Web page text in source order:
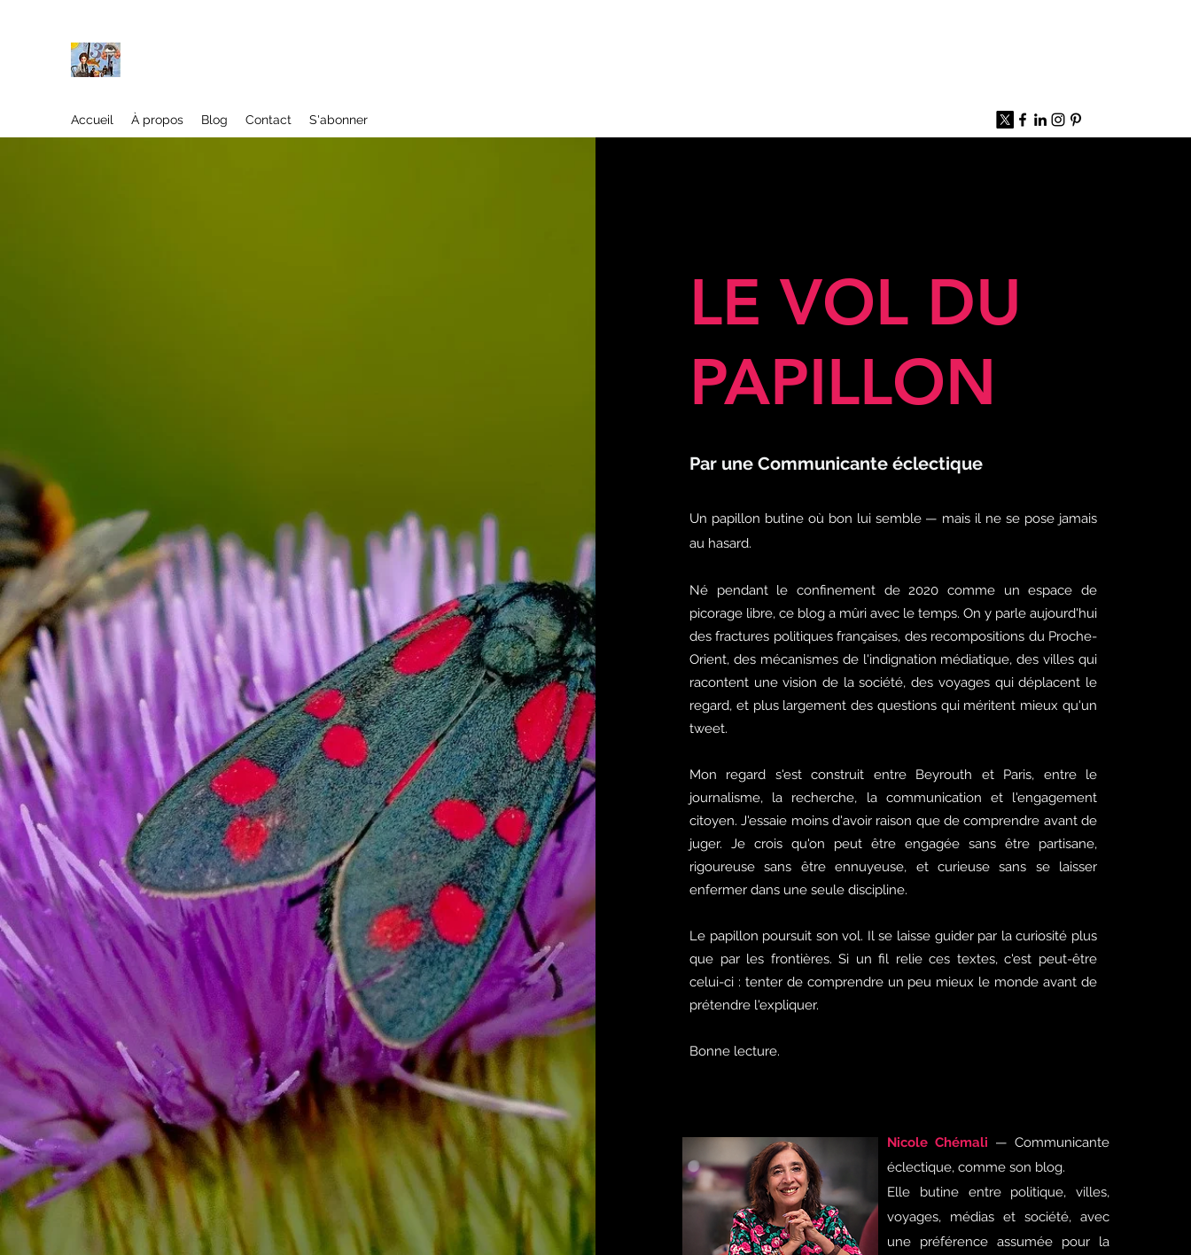
Accueil À propos Blog Contact S'abonner
LE VOL DU
PAPILLON
Par une Communicante éclectique
Un papillon butine où bon lui semble — mais il ne se pose jamais
au hasard.
Né pendant le confinement de 2020 comme un espace de
picorage libre, ce blog a mûri avec le temps. On y parle aujourd'hui
des fractures politiques françaises, des recompositions du Proche-
Orient, des mécanismes de l'indignation médiatique, des villes qui
racontent une vision de la société, des voyages qui déplacent le
regard, et plus largement des questions qui méritent mieux qu'un
tweet.
Mon regard s'est construit entre Beyrouth et Paris, entre le
journalisme, la recherche, la communication et l'engagement
citoyen. J'essaie moins d'avoir raison que de comprendre avant de
juger. Je crois qu'on peut être engagée sans être partisane,
rigoureuse sans être ennuyeuse, et curieuse sans se laisser
enfermer dans une seule discipline.
Le papillon poursuit son vol. Il se laisse guider par la curiosité plus
que par les frontières. Si un fil relie ces textes, c'est peut-être
celui-ci : tenter de comprendre un peu mieux le monde avant de
prétendre l'expliquer.
Bonne lecture.
Nicole Chémali — Communicante
éclectique, comme son blog.
Elle butine entre politique, villes,
voyages, médias et société, avec
une préférence assumée pour la